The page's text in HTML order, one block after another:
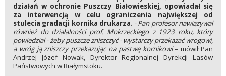
działań w ochronie Puszczy Białowieskiej, opowiadał się
za interwencją w celu ograniczenia największej od
stulecia gradacji kornika drukarza. - Pan profesor nawiązywał
również do działalności prof. Mokrzeckiego z 1923 roku, który
powiedział - żeby puszczę zniszczyć - wystarczy przekazać wrogowi,
a wróg ją zniszczy przekazując na pastwę kornikowi– mówił Pan
Andrzej Józef Nowak, Dyrektor Regionalnej Dyrekcji Lasów
Państwowych w Białymstoku.